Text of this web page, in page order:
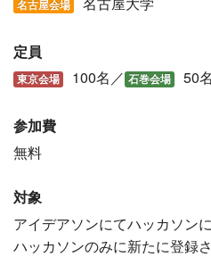
名古屋会場
定員
東京会場 100名／ 石巻会場 50
参加費
無料
対象
アイデアソンにてハッカソン
ハッカソンのみに新たに登録